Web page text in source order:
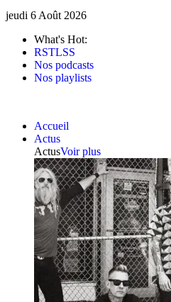
jeudi 6 Août 2026
What's Hot:
RSTLSS
Nos podcasts
Nos playlists
Accueil
Actus
ActusVoir plus